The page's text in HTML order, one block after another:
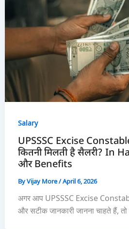
Salary
UPSSSC Excise
कितनी मिलती है सैलरी? In
और Benefits
ByVijay More/April 6, 2026
अगर आप UPSSSC Excise
और सटीक जानकारी जानना चाहते हैं,